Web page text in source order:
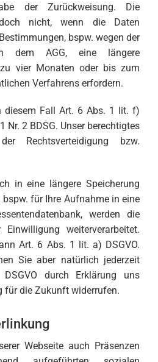
der Zurückweisung. Die
nicht, wenn die Daten
bspw. wegen der
dem AGG, eine längere
vier Monaten oder bis zum
Verfahrens erfordern.
diesem Fall Art. 6 Abs. 1 lit. f)
Nr. 2 BDSG. Unser berechtigtes
Rechtsverteidigung bzw.
in eine längere Speicherung
für Ihre Aufnahme in eine
werden die
weiterverarbeitet.
Art. 6 Abs. 1 lit. a) DSGVO.
Sie aber natürlich jederzeit
durch Erklärung uns
für die Zukunft widerrufen.
Webseite auch Präsenzen